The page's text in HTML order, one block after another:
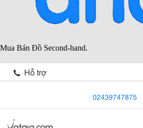
Hỗ trợ
02439747875